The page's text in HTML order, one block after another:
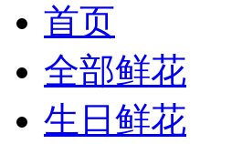
首页
全部鲜花
生日鲜花